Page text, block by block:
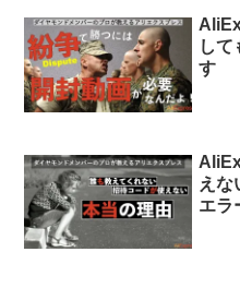
して
す
えな
エラ